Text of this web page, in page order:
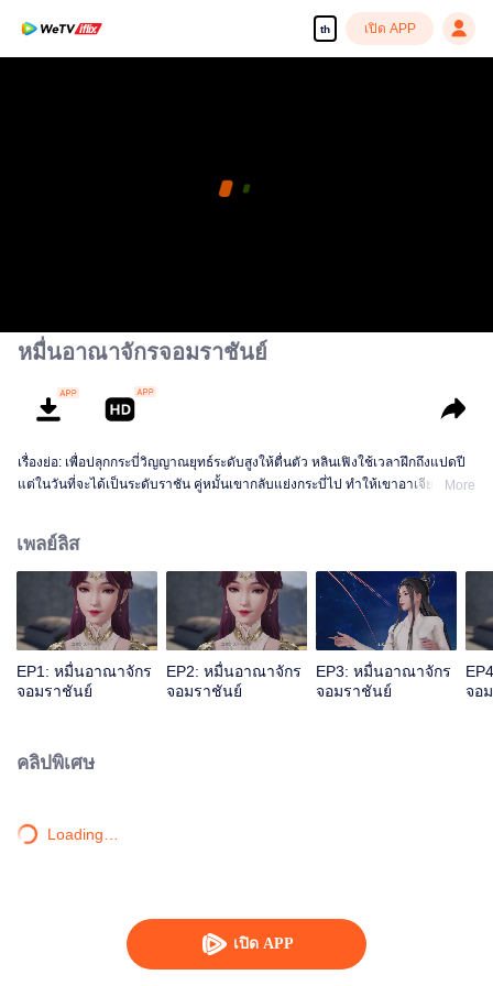
th เปิด APP
เปิด APP
หมื่นอาณาจักรจอมราชันย์
เรื่องย่อ: เพื่อปลุกกระบี่วิญญาณยุทธ์ระดับสูงให้ตื่นตัว หลินเฟิงใช้เวลาฝึกถึงแปดปี
แต่ในวันที่จะได้เป็นระดับราชัน คู่หมั้นเขากลับแย่งกระบี่ไป ทำให้เขาอาเจียนเป็น
กีดกัน แต่โชคดีที่มีน้องสาวและท่านปู่อยู่เคียงข้างและมีพลังใหม่คอยช่วยเหลือ เขา
จึงดูดซับพลังจากผู้แข็งแกร่งสำเร็จ หลินเฟิงข้ามภยันตรายมากมาย เติบโตจน
กลายเป็นผู้แกร่งที่ผู้คนนับถือและก้าวขึ้นสู่จุดสูงสุด
More
เพลย์ลิส
EP1: หมื่นอาณาจักร
จอมราชันย์
EP2: หมื่นอาณาจักร
จอมราชันย์
EP3: หมื่นอาณาจักร
จอมราชันย์
จอ
คลิปพิเศษ
Loading…